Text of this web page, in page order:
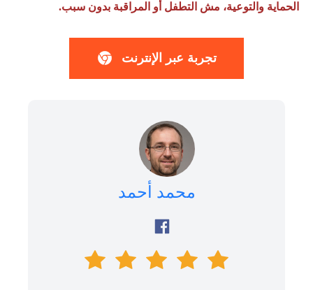
الحماية والتوعية، مش التطفل أو المراقبة بدون سبب.
تجربة عبر الإنترنت
محمد أحمد